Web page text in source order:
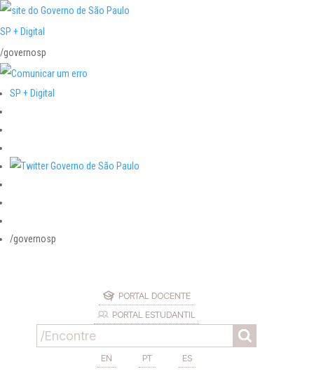
SP + Digital
/governosp
SP + Digital
/governosp
PORTAL DOCENTE
PORTAL ESTUDANTIL
EN PT ES